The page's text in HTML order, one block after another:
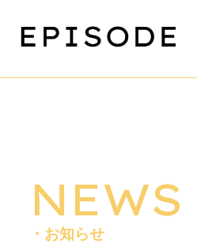
NEWS
・お知らせ